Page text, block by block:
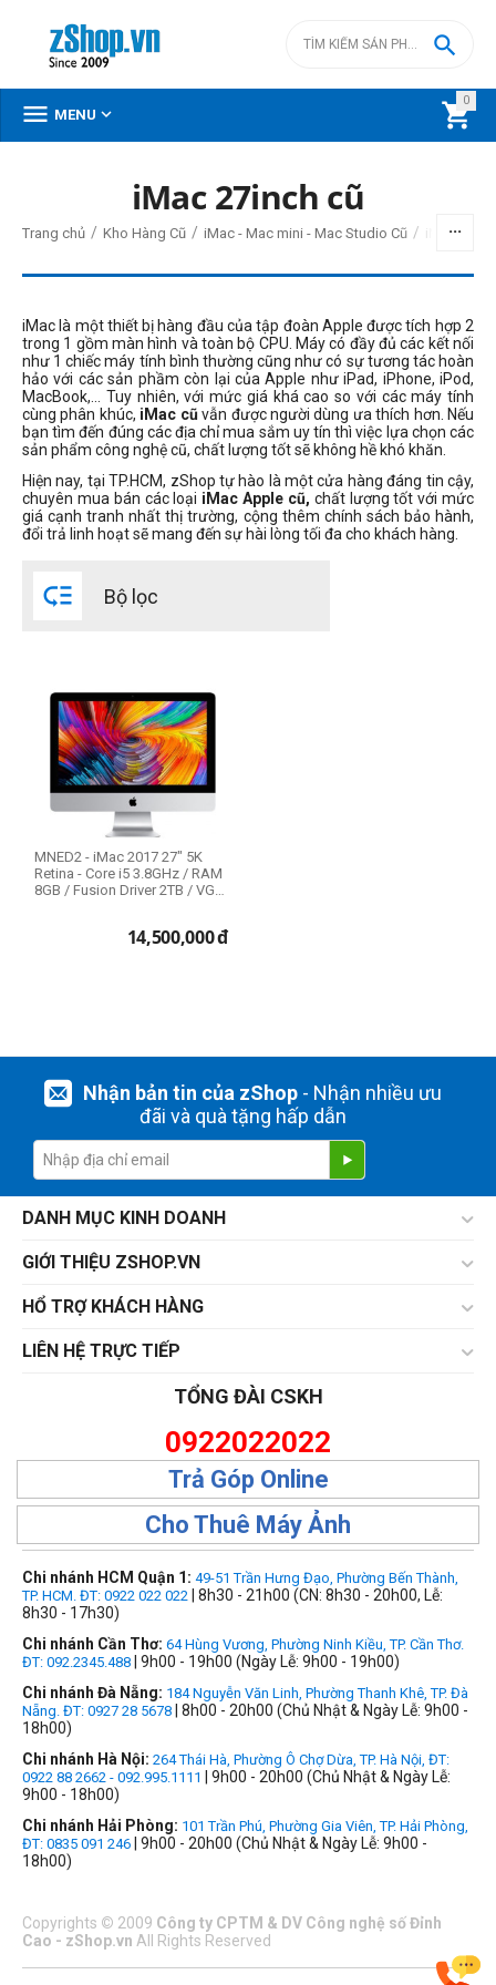
0


 MENU 
đ đ
14500000đ 14500000đ
Đời Mac
2020
2017
2015
2014
RAM Mac
8GB
32GB
64GB
iMac 27inch cũ
Trang chủ / Kho Hàng Cũ / iMac - Mac mini - Mac Studio Cũ / iMac Intel
iMac là một thiết bị hàng đầu của tập đoàn Apple được tích hợp 2
trong 1 gồm màn hình và toàn bộ CPU. Máy có đầy đủ các kết nối
như 1 chiếc máy tính bình thường cũng như có sự tương tác hoàn
hảo với các sản phầm còn lại của Apple như iPad, iPhone, iPod,
MacBook,… Tuy nhiên, với mức giá khá cao so với các máy tính
cùng phân khúc, iMac cũvẫn được người dùng ưa thích hơn. Nếu
bạn tìm đến đúng các địa chỉ mua sắm uy tín thì việc lựa chọn các
sản phẩm công nghệ cũ, chất lượng tốt sẽ không hề khó khăn.
Hiện nay, tại TP.HCM, zShop tự hào là một cửa hàng đáng tin cậy,
chuyên mua bán các loại iMac Apple cũ, chất lượng tốt với mức
giá cạnh tranh nhất thị trường, cộng thêm chính sách bảo hành,
đổi trả linh hoạt sẽ mang đến sự hài lòng tối đa cho khách hàng.
 Bộ lọc
MNED2 - iMac 2017 27" 5K
Retina - Core i5 3.8GHz / RAM
8GB / Fusion Driver 2TB / VGA
14,500,000đ
Nhận bản tin của zShop- Nhận nhiều ưu
đãi và quà tặng hấp dẫn
DANH MỤC KINH DOANH
GIỚI THIỆU ZSHOP.VN
HỔ TRỢ KHÁCH HÀNG
LIÊN HỆ TRỰC TIẾP
TỔNG ĐÀI CSKH
0922022022
Trả Góp Online
Cho Thuê Máy Ảnh
Chi nhánh HCM Quận 1: 49-51 Trần Hưng Đạo, Phường Bến Thành,
TP. HCM. ĐT: 0922 022 022 | 8h30 - 21h00 (CN: 8h30 - 20h00, Lễ:
8h30 - 17h30)
Chi nhánh Cần Thơ: 64 Hùng Vương, Phường Ninh Kiều, TP. Cần Thơ.
ĐT: 092.2345.488 | 9h00 - 19h00 (Ngày Lễ: 9h00 - 19h00)
Chi nhánh Đà Nẵng: 184 Nguyễn Văn Linh, Phường Thanh Khê, TP. Đà
Nẵng. ĐT: 0927 28 5678 | 8h00 - 20h00 (Chủ Nhật & Ngày Lễ: 9h00 -
18h00)
Chi nhánh Hà Nội: 264 Thái Hà, Phường Ô Chợ Dừa, TP. Hà Nội, ĐT:
0922 88 2662 - 092.995.1111
| 9h00 - 20h00 (Chủ Nhật & Ngày Lễ:
9h00 - 18h00)
Chi nhánh Hải Phòng: 101 Trần Phú, Phường Gia Viên, TP. Hải Phòng,
ĐT: 0835 091 246 | 9h00 - 20h00 (Chủ Nhật & Ngày Lễ: 9h00 -
18h00)
Copyrights © 2009 Công ty CPTM & DV Công nghệ số Đỉnh
Cao - zShop.vn All Rights Reserved